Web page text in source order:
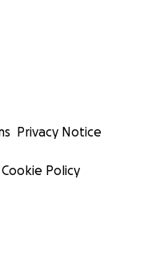
Privacy Notice
Cookie Policy